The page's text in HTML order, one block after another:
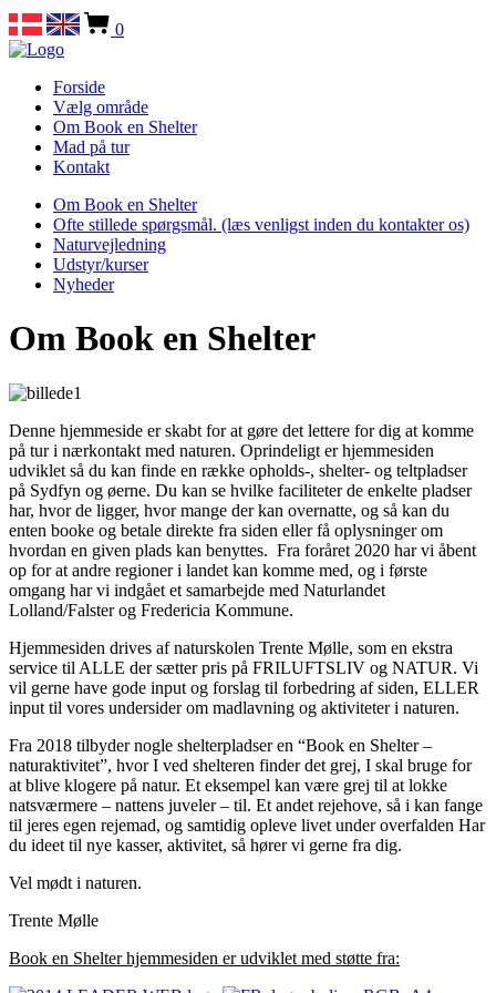
0
Forside
Vælg område
Om Book en Shelter
Mad på tur
Kontakt
Om Book en Shelter
Ofte stillede spørgsmål. (læs venligst inden du kontakter os)
Naturvejledning
Udstyr/kurser
Nyheder
Om Book en Shelter
Denne hjemmeside er skabt for at gøre det lettere for dig at komme
på tur i nærkontakt med naturen. Oprindeligt er hjemmesiden
udviklet så du kan finde en række opholds-, shelter- og teltpladser
på Sydfyn og øerne. Du kan se hvilke faciliteter de enkelte pladser
har, hvor de ligger, hvor mange der kan overnatte, og så kan du
enten booke og betale direkte fra siden eller få oplysninger om
hvordan en given plads kan benyttes. Fra foråret 2020 har vi åbent
op for at andre regioner i landet kan komme med, og i første
omgang har vi indgået et samarbejde med Naturlandet
Lolland/Falster og Fredericia Kommune.
Hjemmesiden drives af naturskolen Trente Mølle, som en ekstra
service til ALLE der sætter pris på FRILUFTSLIV og NATUR. Vi
vil gerne have gode input og forslag til forbedring af siden, ELLER
input til vores undersider om madlavning og aktiviteter i naturen.
Fra 2018 tilbyder nogle shelterpladser en “Book en Shelter –
naturaktivitet”, hvor I ved shelteren finder det grej, I skal bruge for
at blive klogere på natur. Et eksempel kan være grej til at lokke
natsværmere – nattens juveler – til. Et andet rejehove, så i kan fange
til jeres egen rejemad, og samtidig opleve livet under overfalden Har
du ideet til nye kasser, aktivitet, så hører vi gerne fra dig.
Vel mødt i naturen.
Trente Mølle
Book en Shelter hjemmesiden er udviklet med støtte fra: